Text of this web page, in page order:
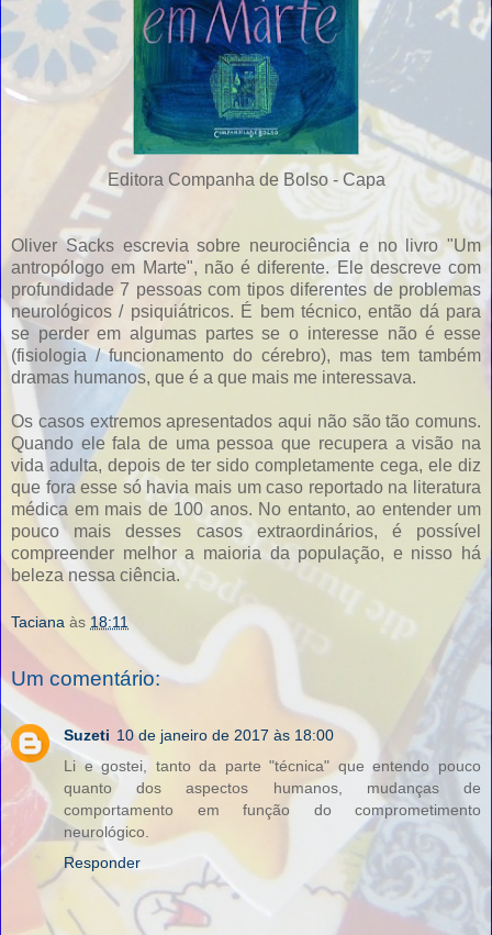
Editora Companha de Bolso - Capa
Oliver Sacks escrevia sobre neurociência e no livro "Um
antropólogo em Marte", não é diferente. Ele descreve com
profundidade 7 pessoas com tipos diferentes de problemas
neurológicos / psiquiátricos. É bem técnico, então dá para
se perder em algumas partes se o interesse não é esse
(fisiologia / funcionamento do cérebro), mas tem também
dramas humanos, que é a que mais me interessava.
Os casos extremos apresentados aqui não são tão comuns.
Quando ele fala de uma pessoa que recupera a visão na
vida adulta, depois de ter sido completamente cega, ele diz
que fora esse só havia mais um caso reportado na literatura
médica em mais de 100 anos. No entanto, ao entender um
pouco mais desses casos extraordinários, é possível
compreender melhor a maioria da população, e nisso há
beleza nessa ciência.
Taciana às 18:11
Um comentário:
Suzeti 10 de janeiro de 2017 às 18:00
Li e gostei, tanto da parte "técnica" que entendo pouco
quanto dos aspectos humanos, mudanças de
comportamento em função do comprometimento
neurológico.
Responder